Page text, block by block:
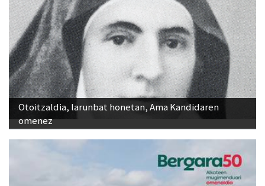
Otoitzaldia, larunbat honetan, Ama Kandidaren
omenez